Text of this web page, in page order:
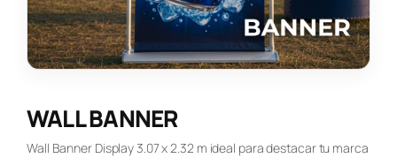
WALL BANNER
Wall Banner Display 3.07 x 2.32 m ideal para destacar tu marca